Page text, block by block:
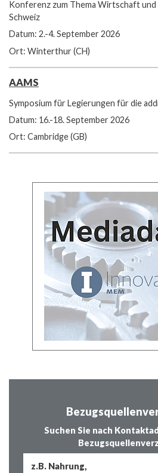
Konferenz zum Thema Wirtschaft
Schweiz
Datum: 2.-4. September 2026
Ort: Winterthur (CH)
AAMS
Symposium für Legierungen für die
Datum: 16.-18. September 2026
Ort: Cambridge (GB)
Suchen Sie nach